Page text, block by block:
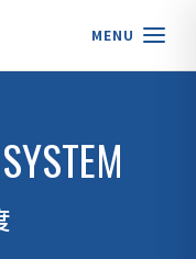
MENU